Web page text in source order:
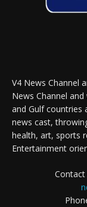
V4 News Channel
News Channel
and Gulf countries
news cast,
health, art, sports
Entertainment
Contact